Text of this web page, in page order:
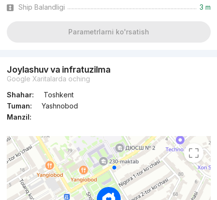
Ship Balandligi 3 m
Parametrlarni ko'rsatish
Joylashuv va infratuzilma
Google Xaritalarda oching
Shahar:
Toshkent
Tuman:
Yashnobod
Manzil: